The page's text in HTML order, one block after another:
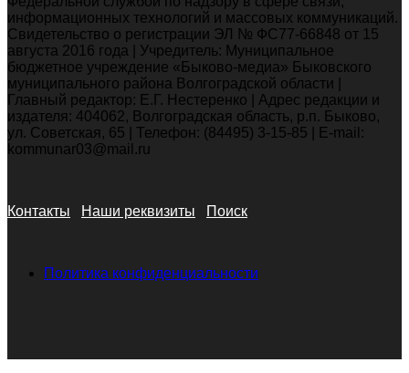
информационных технологий и массовых коммуникаций.
Свидетельство о регистрации ЭЛ № ФС77-66848 от 15
августа 2016 года | Учредитель: Муниципальное
бюджетное учреждение «Быково-медиа» Быковского
муниципального района Волгоградской области |
Главный редактор: Е.Г. Нестеренко | Адрес редакции и
издателя: 404062, Волгоградская область, р.п. Быково,
ул. Советская, 65 | Телефон: (84495) 3-15-85 | E-mail:
kommunar03@mail.ru
Контакты Наши реквизиты Поиск
Политика конфиденциальности